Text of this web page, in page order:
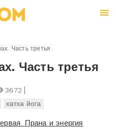
Часть третья
Часть третья
3672
хатха йога
Прана и энергия